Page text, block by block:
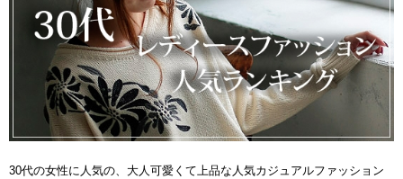
30代の女性に人気の、大人可愛くて上品な人気カジュアルファッション